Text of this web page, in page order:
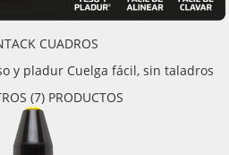
CUADROS
Especial paredes de yeso y pladur Cuelga fácil, sin taladros
(7) PRODUCTOS